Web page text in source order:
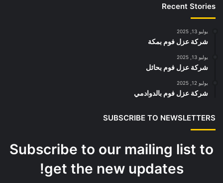
Recent Stories
يوليو 13, 2025
شركة عزل فوم بمكة
يوليو 13, 2025
شركة عزل فوم بحائل
يوليو 12, 2025
شركة عزل فوم بالدوادمي
SUBSCRIBE TO NEWSLETTERS
Subscribe to our mailing list to
get the new updates!